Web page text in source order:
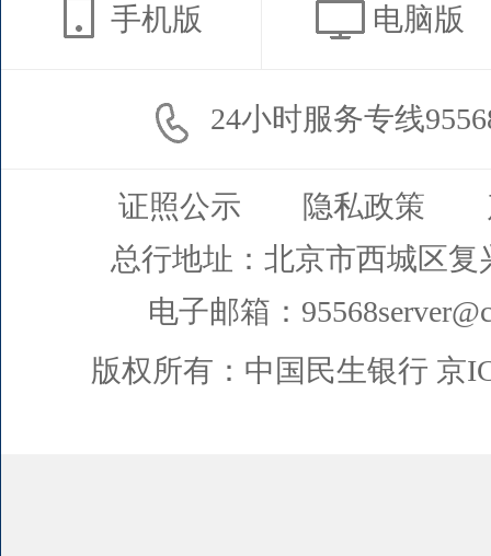
手机版 电脑版
24小时服务专线
证照公示 隐私政策
总行地址：北京市西城区复
电子邮箱：
版权所有：中国民生银行 京